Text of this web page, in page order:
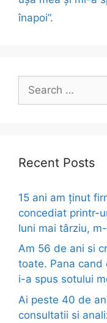
înapoi”.
for:
Recent Posts
15 ani am ținut
concediat printr-
luni mai târziu,
Am 56 de ani si
toate. Pana cand
i-a spus sotului
Ai peste 40 de
consultatii si